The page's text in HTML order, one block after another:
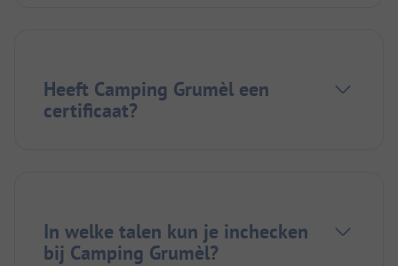
Heeft Camping Grumèl een
certificaat?
In welke talen kun je inchecken
bij Camping Grumèl?